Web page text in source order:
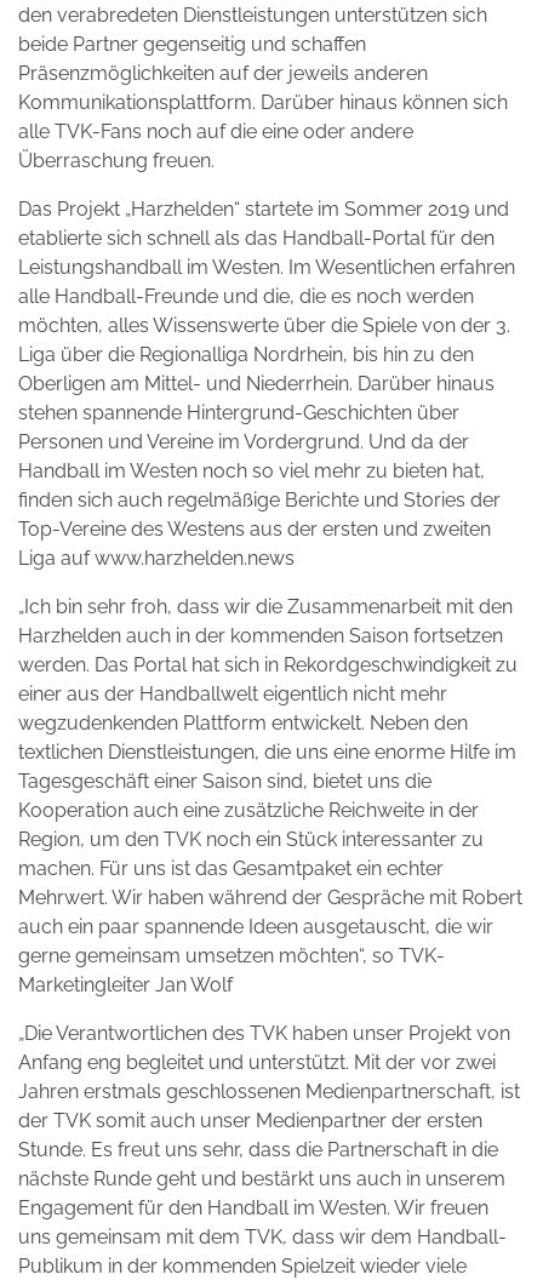
den verabredeten Dienstleistungen unterstützen sich
beide Partner gegenseitig und schaffen
Präsenzmöglichkeiten auf der jeweils anderen
Kommunikationsplattform. Darüber hinaus können sich
alle TVK-Fans noch auf die eine oder andere
Überraschung freuen.
Das Projekt „Harzhelden“ startete im Sommer 2019 und
etablierte sich schnell als das Handball-Portal für den
Leistungshandball im Westen. Im Wesentlichen erfahren
alle Handball-Freunde und die, die es noch werden
möchten, alles Wissenswerte über die Spiele von der 3.
Liga über die Regionalliga Nordrhein, bis hin zu den
Oberligen am Mittel- und Niederrhein. Darüber hinaus
stehen spannende Hintergrund-Geschichten über
Personen und Vereine im Vordergrund. Und da der
Handball im Westen noch so viel mehr zu bieten hat,
finden sich auch regelmäßige Berichte und Stories der
Top-Vereine des Westens aus der ersten und zweiten
Liga auf www.harzhelden.news
„Ich bin sehr froh, dass wir die Zusammenarbeit mit den
Harzhelden auch in der kommenden Saison fortsetzen
werden. Das Portal hat sich in Rekordgeschwindigkeit zu
einer aus der Handballwelt eigentlich nicht mehr
wegzudenkenden Plattform entwickelt. Neben den
textlichen Dienstleistungen, die uns eine enorme Hilfe im
Tagesgeschäft einer Saison sind, bietet uns die
Kooperation auch eine zusätzliche Reichweite in der
Region, um den TVK noch ein Stück interessanter zu
machen. Für uns ist das Gesamtpaket ein echter
Mehrwert. Wir haben während der Gespräche mit Robert
auch ein paar spannende Ideen ausgetauscht, die wir
gerne gemeinsam umsetzen möchten“, so TVK-
Marketingleiter Jan Wolf
„Die Verantwortlichen des TVK haben unser Projekt von
Anfang eng begleitet und unterstützt. Mit der vor zwei
Jahren erstmals geschlossenen Medienpartnerschaft, ist
der TVK somit auch unser Medienpartner der ersten
Stunde. Es freut uns sehr, dass die Partnerschaft in die
nächste Runde geht und bestärkt uns auch in unserem
Engagement für den Handball im Westen. Wir freuen
uns gemeinsam mit dem TVK, dass wir dem Handball-
Publikum in der kommenden Spielzeit wieder viele